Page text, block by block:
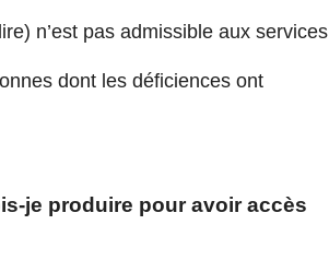
n’est pas admissible aux services
dont les déficiences ont
je produire pour avoir accès